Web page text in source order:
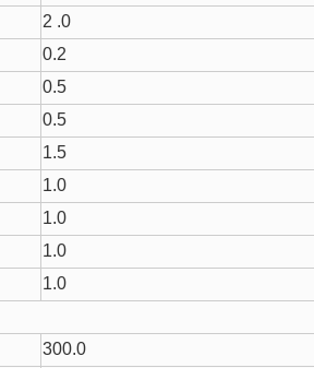
2 .0
0.2
0.5
0.5
1.5
1.0
1.0
1.0
1.0
300.0